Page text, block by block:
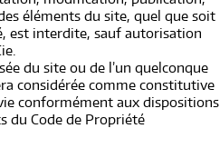
éléments du site, quel que soit
est interdite, sauf autorisation
du site ou de l’un quelconque
considérée comme constitutive
conformément aux dispositions
du Code de Propriété